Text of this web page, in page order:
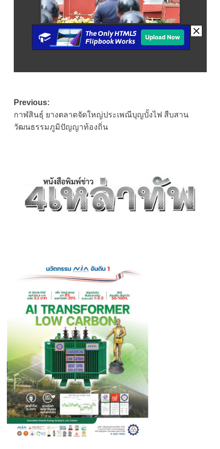
Post
navigation
Previous:
กาฬสินธุ์ ยางตลาดจัดใหญ่ประเพณีบุญบั้งไฟ สืบสาน
วัฒนธรรมภูมิปัญญาท้องถิ่น